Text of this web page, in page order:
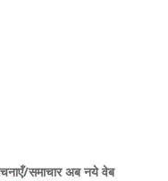
समाचार अब नये वेब